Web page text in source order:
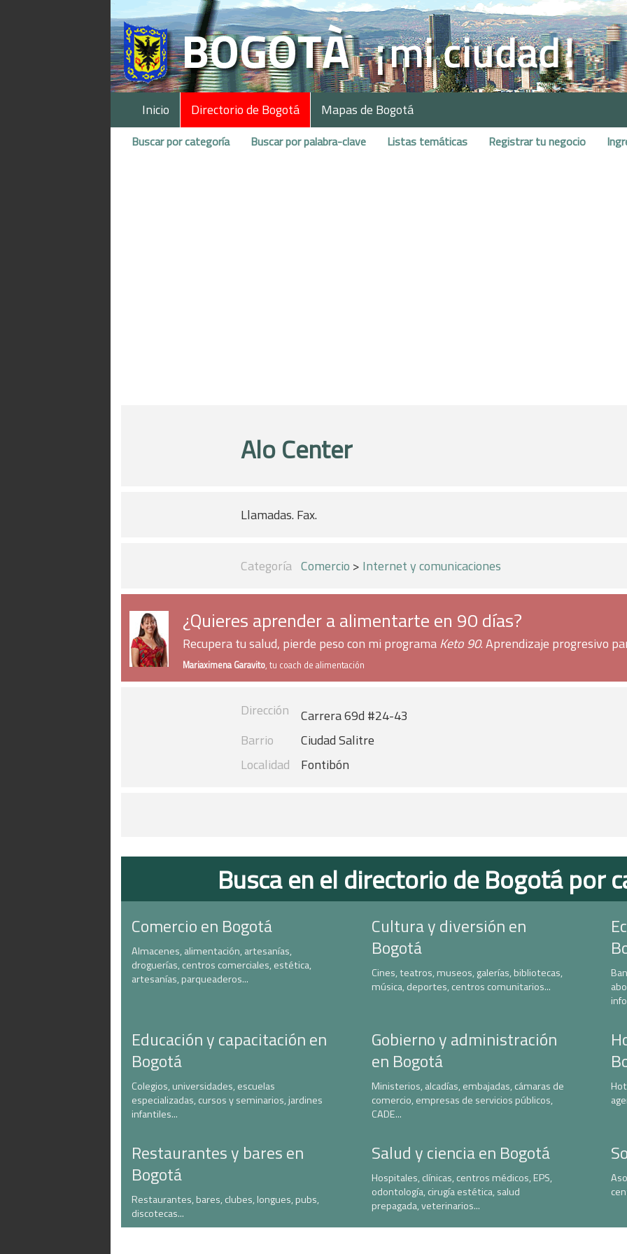
Inicio Directorio de Bogotá Mapas de Bogotá
Buscar por categoría Buscar por palabra-clave Listas temáticas Registrar tu negocio
Alo Center
Llamadas. Fax.
Categoría Comercio > Internet y comunicaciones
¿Quieres aprender a alimentarte en 90 días?
Recupera tu salud, pierde peso con mi programaKeto 90. Aprendizaje progresivo
Mariaximena Garavito, tu coach de alimentación
Dirección
Carrera 69d #24-43
Barrio
Ciudad Salitre
Localidad
Fontibón
Busca en el directorio de Bogotá por
Comercio en Bogotá
Almacenes, alimentación, artesanías,
droguerías, centros comerciales, estética,
artesanías, parqueaderos...
Cultura y diversión en
Bogotá
Cines, teatros, museos, galerías, bibliotecas,
música, deportes, centros comunitarios...
Educación y capacitación en
Bogotá
Colegios, universidades, escuelas
especializadas, cursos y seminarios, jardines
infantiles...
Gobierno y administración
en Bogotá
Ministerios, alcadías, embajadas, cámaras de
comercio, empresas de servicios públicos,
CADE...
Restaurantes y bares en
Bogotá
Restaurantes, bares, clubes, longues, pubs,
discotecas...
Salud y ciencia en Bogotá
Hospitales, clínicas, centros médicos, EPS,
odontología, cirugía estética, salud
prepagada, veterinarios...